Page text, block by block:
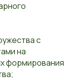
с
на
формирования